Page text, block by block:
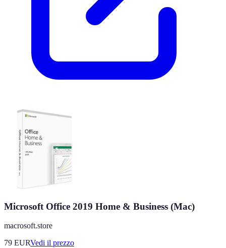
Microsoft Office 2019 Home & Business (Mac)
macrosoft.store
79 EURVedi il prezzo